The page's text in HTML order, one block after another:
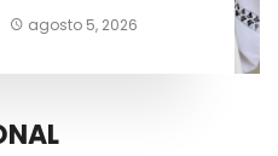
agosto 5, 2026